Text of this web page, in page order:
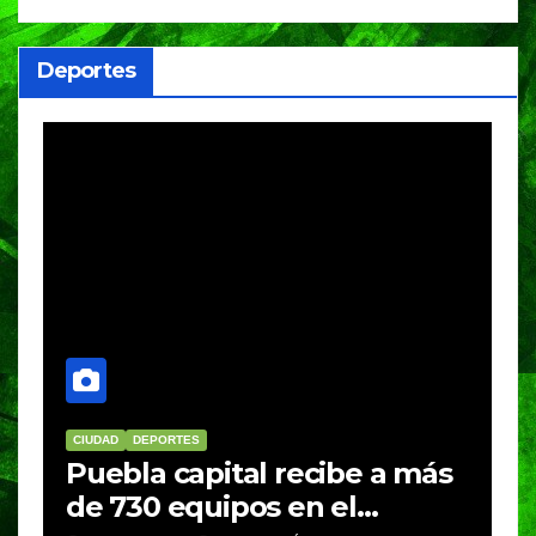
Deportes
CIUDAD DEPORTES
Puebla capital recibe a más
de 730 equipos en el